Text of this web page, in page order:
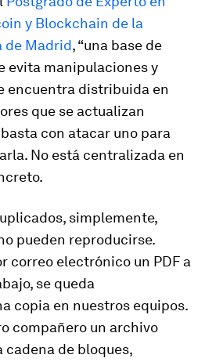
y Blockchain de la
de Madrid, “una base de
evita manipulaciones y
encuentra distribuida en
que se actualizan
con atacar uno para
No está centralizada en
simplemente,
pueden reproducirse.
correo electrónico un PDF a
se queda
copia en nuestros equipos.
compañero un archivo
cadena de bloques,